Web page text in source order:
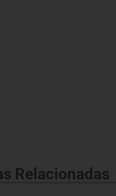
Relacionadas